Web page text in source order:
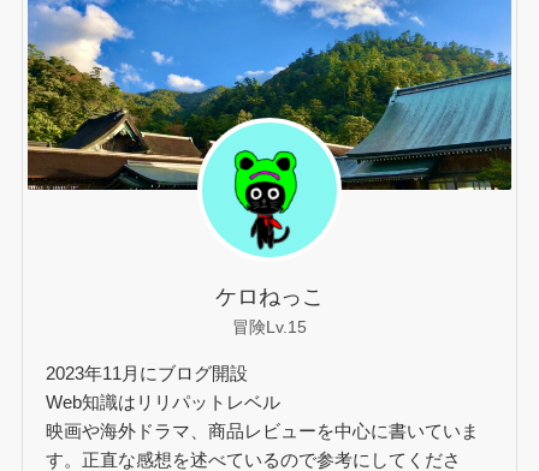
ケロねっこ
冒険Lv.15
2023年11月にブログ開設
Web知識はリリパットレベル
映画や海外ドラマ、商品レビューを中心に書いていま
す。正直な感想を述べているので参考にしてくださ